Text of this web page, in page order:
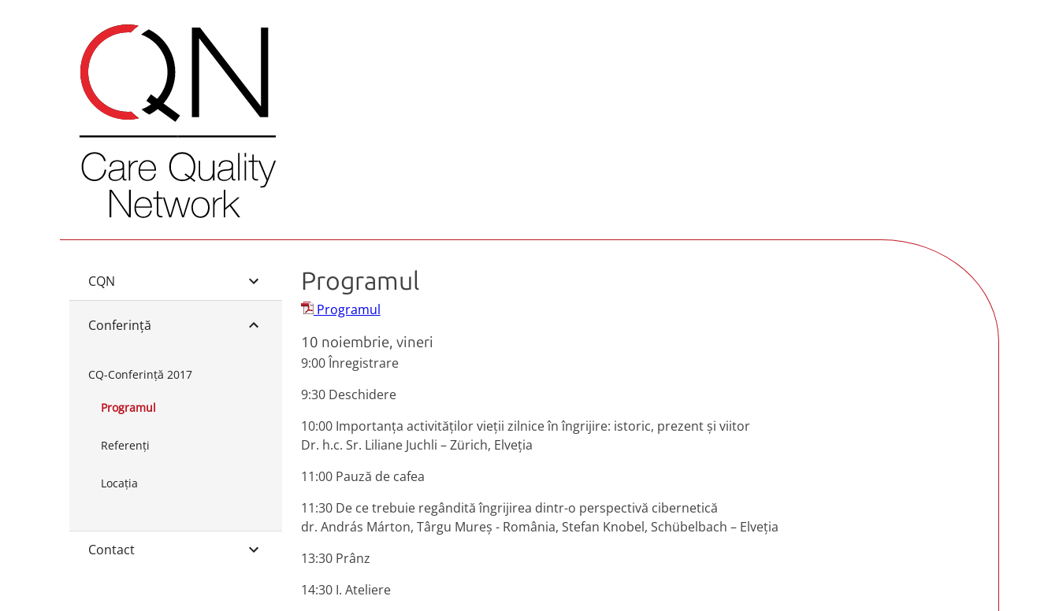
CQN
Conferinţă
CQ-Conferinţă 2017
Programul
Referenți
Locaţia
Contact
Programul
Programul
10 noiembrie, vineri
9:00 Înregistrare
9:30 Deschidere
10:00 Importanța activităților vieții zilnice în îngrijire: istoric, prezent și viitor
Dr. h.c. Sr. Liliane Juchli – Zürich, Elveția
11:00 Pauză de cafea
11:30 De ce trebuie regândită îngrijirea dintr-o perspectivă cibernetică
dr. András Márton, Târgu Mureș - România, Stefan Knobel, Schübelbach – Elveția
13:30 Prânz
14:30 I. Ateliere